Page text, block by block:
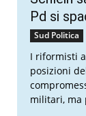
Pd si
Sud Politica
I riformisti
posizioni
militari, ma